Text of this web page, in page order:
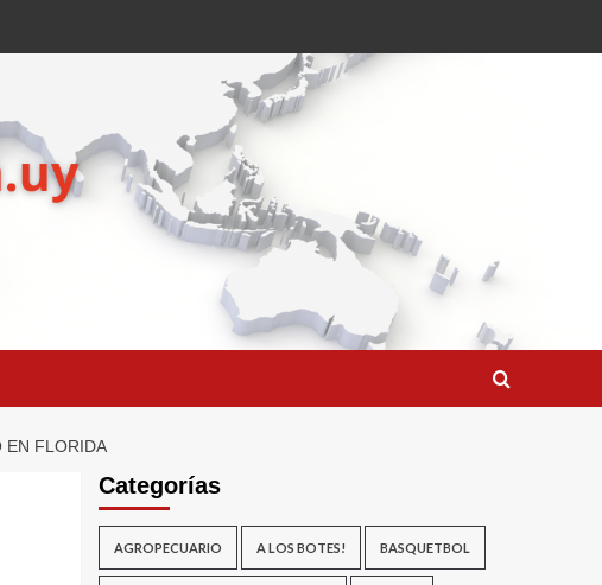
EN FLORIDA
Categorías
AGROPECUARIO A LOS BOTES! BASQUETBOL